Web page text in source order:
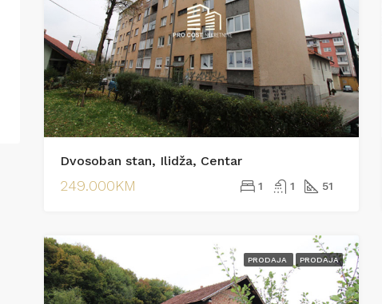
Dvosoban stan, Ilidža, Centar
249.000KM 1 1 51
PRODAJA PRODAJA